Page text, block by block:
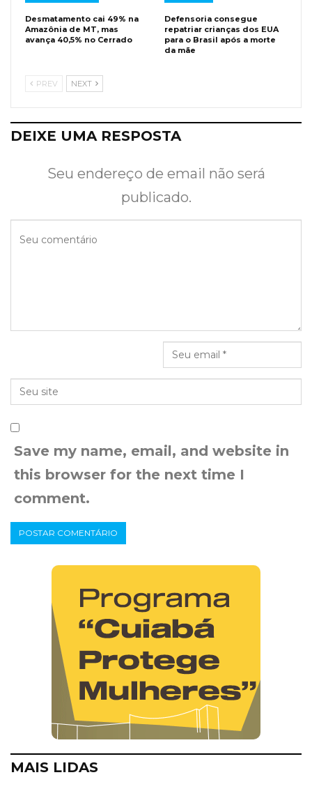
Desmatamento cai 49% na
Amazônia de MT, mas
avança 40,5% no Cerrado
Defensoria consegue
repatriar crianças dos EUA
para o Brasil após a morte
da mãe
PREV NEXT
DEIXE UMA RESPOSTA
Seu endereço de email não será
publicado.
Save my name, email, and website in
this browser for the next time I
comment.
MAIS LIDAS